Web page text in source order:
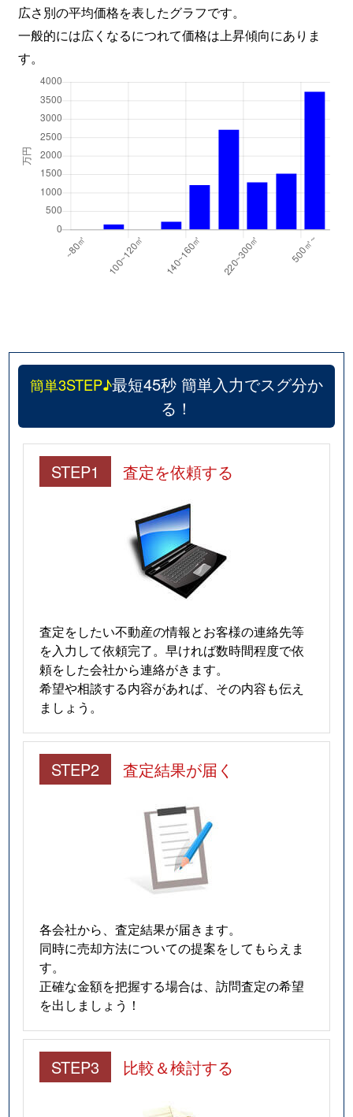
広さ別の平均価格を表したグラフです。
一般的には広くなるにつれて価格は上昇傾向にありま
す。
簡単3STEP♪最短45秒 簡単入力でスグ分か
る！
STEP1 査定を依頼する
査定をしたい不動産の情報とお客様の連絡先等
を入力して依頼完了。早ければ数時間程度で依
頼をした会社から連絡がきます。
希望や相談する内容があれば、その内容も伝え
ましょう。
STEP2 査定結果が届く
各会社から、査定結果が届きます。
同時に売却方法についての提案をしてもらえま
す。
正確な金額を把握する場合は、訪問査定の希望
を出しましょう！
STEP3 比較＆検討する